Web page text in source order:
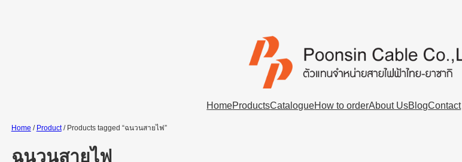
HomeProductsCatalogueHow to orderAbout UsBlogContact
Home / Product/ Products tagged “ฉนวนสายไฟ”
ฉนวนสายไฟ